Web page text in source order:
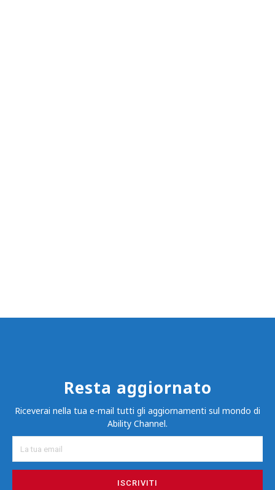
Resta aggiornato
Riceverai nella tua e-mail tutti gli aggiornamenti sul mondo di
Ability Channel.
ISCRIVITI